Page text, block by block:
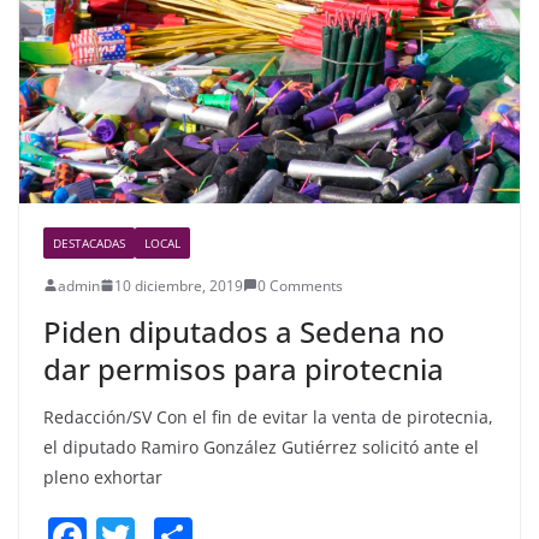
o
k
DESTACADAS LOCAL
admin 10 diciembre, 2019 0 Comments
Piden diputados a Sedena no
dar permisos para pirotecnia
Redacción/SV Con el fin de evitar la venta de pirotecnia,
el diputado Ramiro González Gutiérrez solicitó ante el
pleno exhortar